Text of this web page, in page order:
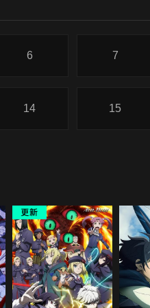
6 7
14 15